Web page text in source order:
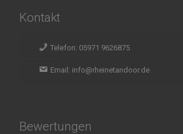
Kontakt
Telefon: 05971 9626875
Email: info@rheinetandoor.de
Bewertungen